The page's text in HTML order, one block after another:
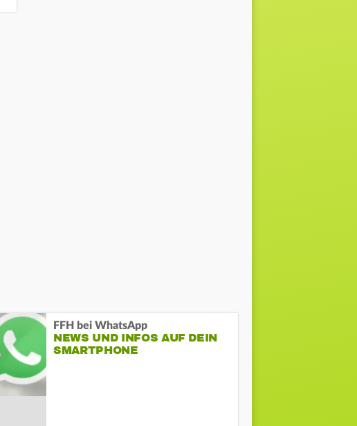
FFH bei WhatsApp
NEWS UND INFOS AUF DEIN
SMARTPHONE